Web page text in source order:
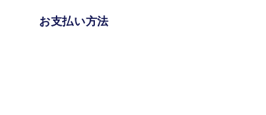
お支払い方法